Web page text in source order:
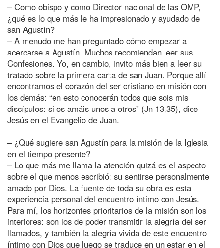
– Como obispo y como Director nacional de las OMP,
¿qué es lo que más le ha impresionado y ayudado de
san Agustín?
– A menudo me han preguntado cómo empezar a
acercarse a Agustín. Muchos recomiendan leer sus
Confesiones. Yo, en cambio, invito más bien a leer su
tratado sobre la primera carta de san Juan. Porque allí
encontramos el corazón del ser cristiano en misión con
los demás: “en esto conocerán todos que sois mis
discípulos: si os amáis unos a otros” (Jn 13,35), dice
Jesús en el Evangelio de Juan.
– ¿Qué sugiere san Agustín para la misión de la Iglesia
en el tiempo presente?
– Lo que más me llama la atención quizá es el aspecto
sobre el que menos escribió: su sentirse personalmente
amado por Dios. La fuente de toda su obra es esta
experiencia personal del encuentro íntimo con Jesús.
Para mí, los horizontes prioritarios de la misión son los
interiores: son los de poder transmitir la alegría del ser
llamados, y también la alegría vivida de este encuentro
íntimo con Dios que luego se traduce en un estar en el